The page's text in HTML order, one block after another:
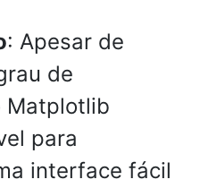
: Apesar de
de
Matplotlib
para
interface fácil